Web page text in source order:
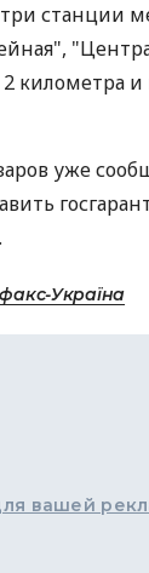
станции
километра
уже
Україна
вашей